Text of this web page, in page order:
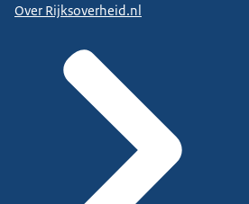
Over Rijksoverheid.nl